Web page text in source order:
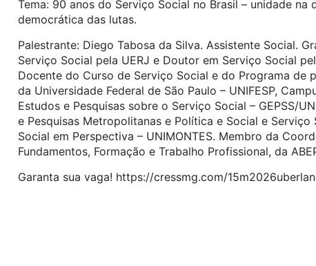
Tema: 90 anos do Serviço Social no Brasil – unidade
democrática das lutas.
Palestrante: Diego Tabosa da Silva. Assistente Social.
Serviço Social pela UERJ e Doutor em Serviço Social
Docente do Curso de Serviço Social e do Programa
da Universidade Federal de São Paulo – UNIFESP,
Estudos e Pesquisas sobre o Serviço Social – GEPSS/
e Pesquisas Metropolitanas e Política e Social e
Social em Perspectiva – UNIMONTES. Membro da
Fundamentos, Formação e Trabalho Profissional, da
Garanta sua vaga! https://cressmg.com/